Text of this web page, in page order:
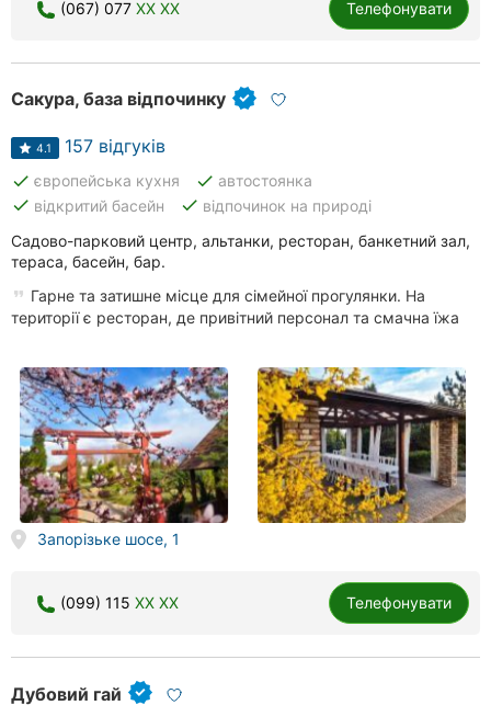
Черкаси
Суми
Івано-
Луцьк
Ужгород
Карпати
(067) 077 XX XX Телефонувати
Сакура, база відпочинку
4.1 157 відгуків
done європейська кухня done автостоянка
done відкритий басейн done відпочинок на природі
Садово-парковий центр, альтанки, ресторан, банкетний зал,
тераса, басейн, бар.
Гарне та затишне місце для сімейної прогулянки. На
території є ресторан, де привітний персонал та смачна їжа
Запорізьке шосе, 1
(099) 115 XX XX Телефонувати
Дубовий гай